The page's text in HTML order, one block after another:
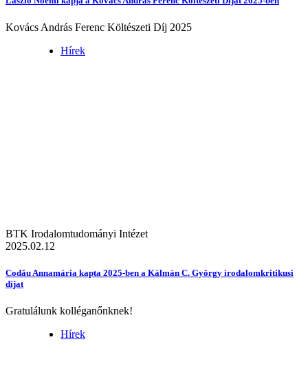
Kovács András Ferenc Költészeti Díj 2025
Hírek
BTK Irodalomtudományi Intézet
2025.02.12
Codău Annamária kapta 2025-ben a Kálmán C. György irodalomkritikusi
díjat
Gratulálunk kolléganőnknek!
Hírek